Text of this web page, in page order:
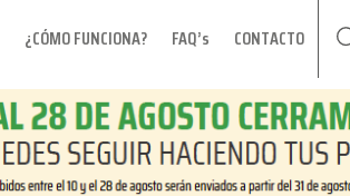
¿CÓMO FUNCIONA? FAQ’s CONTACTO